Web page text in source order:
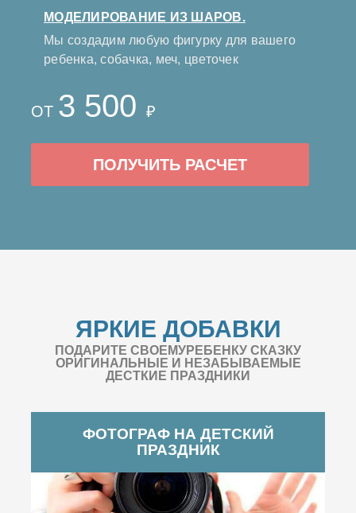
МОДЕЛИРОВАНИЕ ИЗ ШАРОВ.
Мы создадим любую фигурку для вашего
ребенка, собачка, меч, цветочек
ОТ 3 500 ₽
ПОЛУЧИТЬ РАСЧЕТ
ЯРКИЕ ДОБАВКИ
ПОДАРИТЕ СВОЕМУРЕБЕНКУ СКАЗКУ
ОРИГИНАЛЬНЫЕ И НЕЗАБЫВАЕМЫЕ
ДЕСТКИЕ ПРАЗДНИКИ
ФОТОГРАФ НА ДЕТСКИЙ
ПРАЗДНИК